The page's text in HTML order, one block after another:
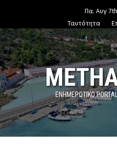
content
Πα. Αυγ
Ταυτότητα
ΕΝΗΜΕΡΩΤΙΚΌ